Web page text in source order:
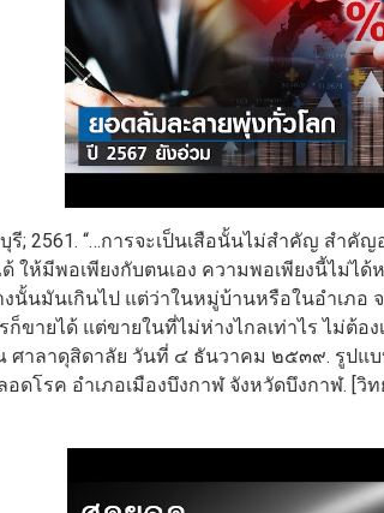
; 2561. “…การจะเป็นเสือนั้นไม่สำคัญ สำคั
ให้มีพอเพียงกับตนเอง ความพอเพียงนี้ไม่ไ
งนั้นมันเกินไป แต่ว่าในหมู่บ้านหรือในอำเภอ
ขายได้ แต่ขายในที่ไม่ห่างไกลเท่าไร ไม่ต้อ
าลาดุสิดาลัย วันที่ ๔ ธันวาคม ๒๕๓๙. รูปแบ
ดโรค อำเภอเมืองบึงกาฬ จังหวัดบึงกาฬ.